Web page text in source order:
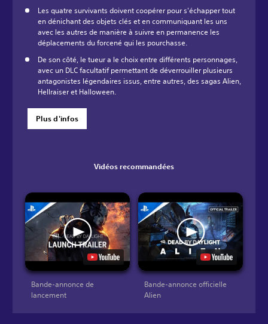
Les quatre survivants doivent coopérer pour s'échapper tout
en dénichant des objets clés et en communiquant les uns
avec les autres de manière à suivre en permanence les
déplacements du forcené qui les pourchasse.
De son côté, le tueur a le choix entre différents personnages,
avec un DLC facultatif permettant de déverrouiller plusieurs
antagonistes légendaires issus, entre autres, des sagas Alien,
Hellraiser et Halloween.
Plus d'infos
Vidéos recommandées
Bande-annonce de
lancement
Bande-annonce officielle
Alien